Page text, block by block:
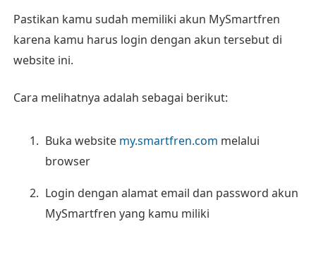
Pastikan kamu sudah memiliki akun MySmartfren
karena kamu harus login dengan akun tersebut di
website ini.
Cara melihatnya adalah sebagai berikut:
Buka website my.smartfren.com melalui
browser
Login dengan alamat email dan password akun
MySmartfren yang kamu miliki